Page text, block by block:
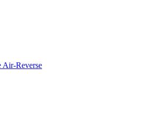
Air-Reverse